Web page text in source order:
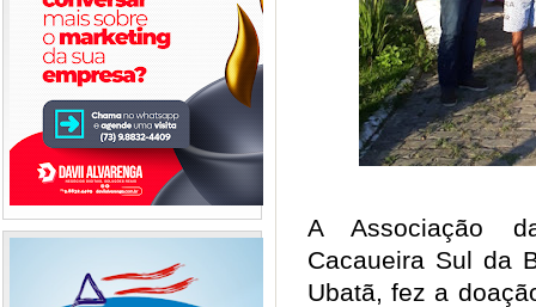
A Associação
Cacaueira Sul da
Ubatã, fez a